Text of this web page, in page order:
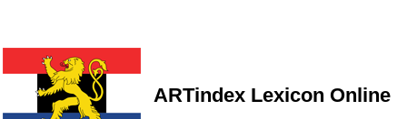
ARTindex Lexicon Online